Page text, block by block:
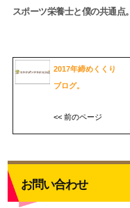
スポーツ栄養士と僕の共通点。
2017年締めくくり
ブログ。
<< 前のページ
お問い合わせ